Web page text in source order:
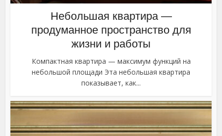
Небольшая квартира —
продуманное пространство для
жизни и работы
Компактная квартира — максимум функций на
небольшой площади Эта небольшая квартира
показывает, как...